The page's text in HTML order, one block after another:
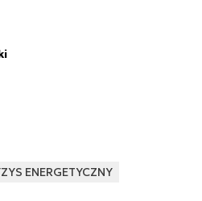
ENERGETYCZNY